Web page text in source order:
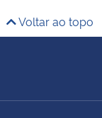
Voltar ao topo